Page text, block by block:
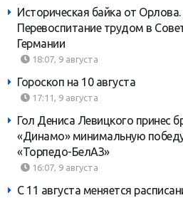
Историческая байка от Орлова.
Перевоспитание трудом в
Германии
18:07, 9 августа
Гороскоп на 10 августа
17:11, 9 августа
Гол Дениса Левицкого принес
«Динамо» минимальную
«Торпедо-БелАЗ»
16:07, 9 августа
С 11 августа меняется